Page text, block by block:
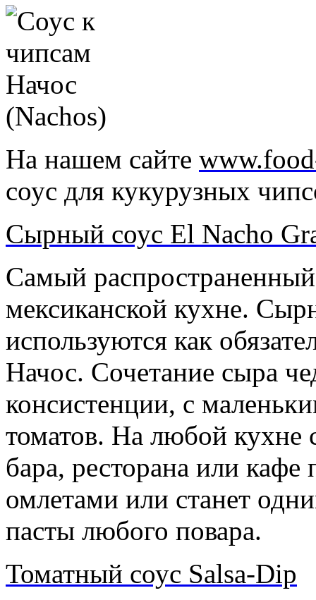
На нашем сайте
соус для кукурузных
Сырный соус El Nacho
Cамый
мексиканской кухне.
используются как
Начос. Сочетание сыра
консистенции, с
томатов. На любой кухне
бара, ресторана или
омлетами или станет
пасты любого повара.
Томатный соус Salsa-Dip